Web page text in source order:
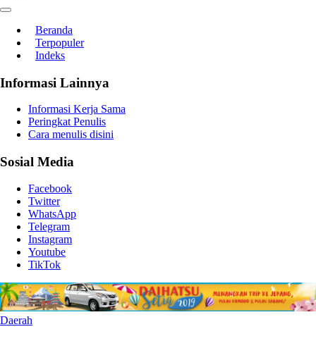
Beranda
Terpopuler
Indeks
Informasi Lainnya
Informasi Kerja Sama
Peringkat Penulis
Cara menulis disini
Sosial Media
Facebook
Twitter
WhatsApp
Telegram
Instagram
Youtube
TikTok
Daerah